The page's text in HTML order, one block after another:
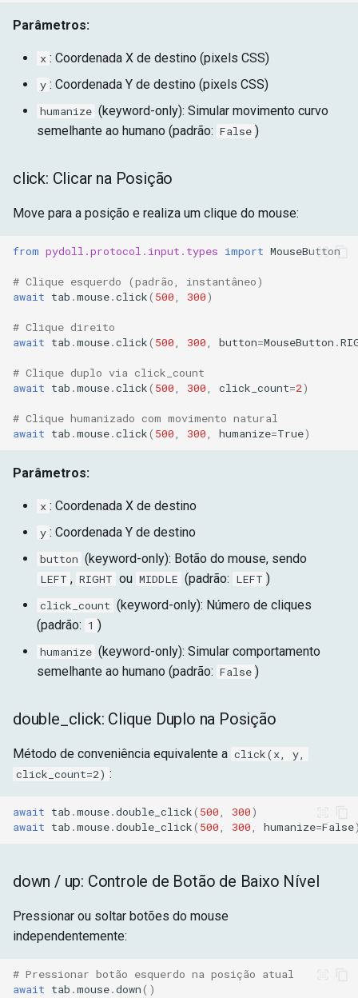
Aprenda Mais
Parâmetros:
x : Coordenada X de destino (pixels CSS)
y : Coordenada Y de destino (pixels CSS)
humanize (keyword-only): Simular movimento curvo
semelhante ao humano (padrão: False )
click: Clicar na Posição
Move para a posição e realiza um clique do mouse:
from pydoll.protocol.input.types import MouseButton
# Clique esquerdo (padrão, instantâneo)
await tab .mouse.click( 500, 300)
# Clique direito
await tab .mouse.click( 500, 300, button=MouseButton .
# Clique duplo via click_count
await tab .mouse.click( 500, 300, click_count=2)
# Clique humanizado com movimento natural
await tab .mouse.click( 500, 300, humanize=True)
Parâmetros:
x : Coordenada X de destino
y : Coordenada Y de destino
button (keyword-only): Botão do mouse, sendo
LEFT , RIGHT ou MIDDLE (padrão: LEFT )
click_count (keyword-only): Número de cliques
(padrão: 1 )
humanize (keyword-only): Simular comportamento
semelhante ao humano (padrão: False )
double_click: Clique Duplo na Posição
Método de conveniência equivalente a click(x, y,
click_count=2) :
await tab .mouse.double_click( 500, 300)
await tab .mouse.double_click( 500, 300, humanize=False
down / up: Controle de Botão de Baixo Nível
Pressionar ou soltar botões do mouse
independentemente:
# Pressionar botão esquerdo na posição atual
await tab .mouse.down()